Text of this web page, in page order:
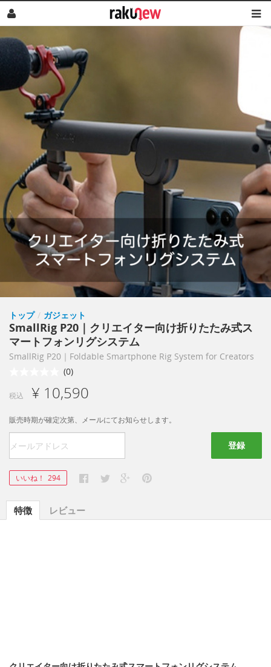
トップ / ガジェット
SmallRig P20｜クリエイター向け折りたたみ式ス
マートフォンリグシステム
SmallRig P20｜Foldable Smartphone Rig System for Creators
(0)
税込 ¥ 10,590
販売時期が確定次第、メールにてお知らせします。
登録
いいね！ 294
特徴 レビュー